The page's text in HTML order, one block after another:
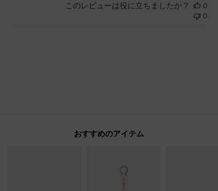
このレビューは役に立ちましたか？
0
0
おすすめのアイテム